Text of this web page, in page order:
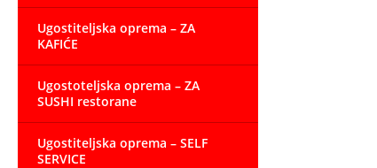
Ugostiteljska oprema – ZA
KAFIĆE
Ugostoteljska oprema – ZA
SUSHI restorane
Ugostiteljska oprema – SELF
SERVICE